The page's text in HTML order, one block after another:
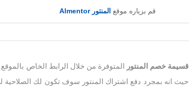
قم بزياره موقع المنتور Almentor
قسيمة خصم المنتور المتوفرة من خلال الرابط الخاص
حيث انه بمجرد دفع اشتراك المنتور سوف تكون لك